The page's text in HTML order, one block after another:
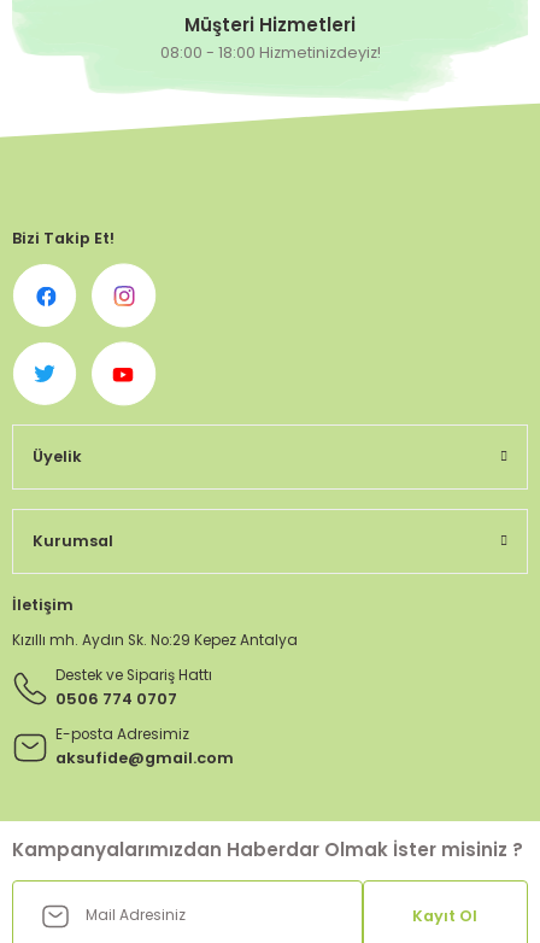
Müşteri Hizmetleri
08:00 - 18:00 Hizmetinizdeyiz!
Bizi Takip Et!
Üyelik
Kurumsal
İletişim
Kızıllı mh. Aydın Sk. No:29 Kepez Antalya
Destek ve Sipariş Hattı
0506 774 0707
E-posta Adresimiz
aksufide@gmail.com
Kampanyalarımızdan Haberdar Olmak İster misiniz ?
Kayıt Ol